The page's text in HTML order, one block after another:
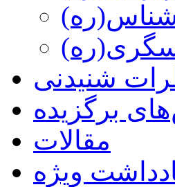
شنیدنی
برگزیده
مقالات
ویژه